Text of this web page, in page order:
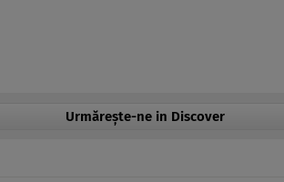
Urmărește-ne in Discover